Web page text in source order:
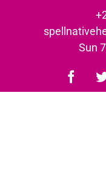
Sun